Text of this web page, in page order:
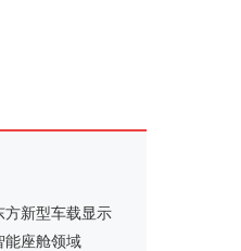
方新型车载显示
能座舱领域